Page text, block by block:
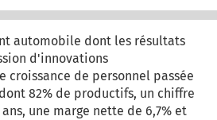
automobile dont les résultats
d'innovations
croissance de personnel passée
82% de productifs, un chiffre
une marge nette de 6,7% et